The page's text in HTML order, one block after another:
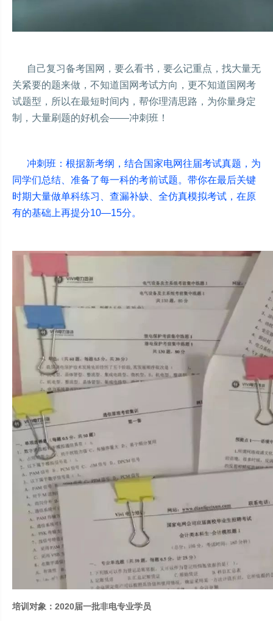
自己复习备考国网，要么看书，要么记重点，找大量无
关紧要的题来做，不知道国网考试方向，更不知道国网考
试题型，所以在最短时间内，帮你理清思路，为你量身定
制，大量刷题的好机会——冲刺班！
冲刺班：根据新考纲，结合国家电网往届考试真题，为
同学们总结、准备了每一科的考前试题。带你在最后关键
时期大量做单科练习、查漏补缺、全仿真模拟考试，在原
有的基础上再提分10—15分。
培训对象：2020届一批非电专业学员